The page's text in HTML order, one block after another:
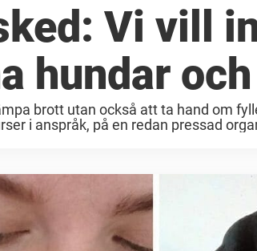
Vi vill
hundar
brott utan också att ta hand om
i anspråk, på en redan pressad